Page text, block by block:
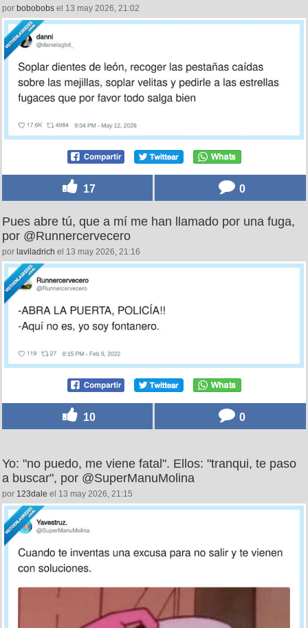
por bobobobs el 13 may 2026, 21:02
17 0
Pues abre tú, que a mí me han llamado por una fuga,
por @Runnercervecero
por laviladrich el 13 may 2026, 21:16
10 0
Yo: "no puedo, me viene fatal". Ellos: "tranqui, te paso
a buscar", por @SuperManuMolina
por 123dale el 13 may 2026, 21:15